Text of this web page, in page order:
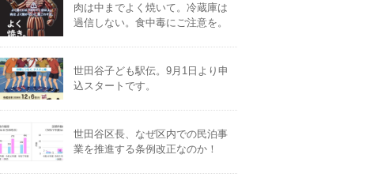
肉は中までよく焼いて。冷蔵庫は
過信しない。食中毒にご注意を。
世田谷子ども駅伝。9月1日より申
込スタートです。
世田谷区長、なぜ区内での民泊事
業を推進する条例改正なのか！